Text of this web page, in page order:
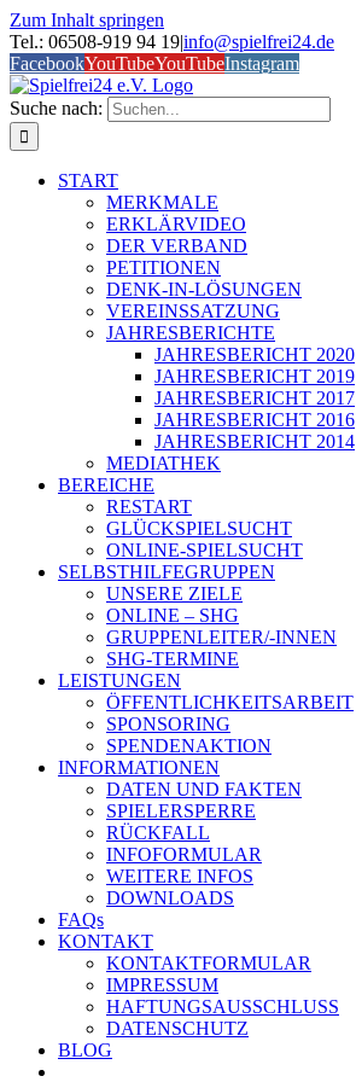
Zum Inhalt springen
Tel.: 06508-919 94 19|info@spielfrei24.de
FacebookYouTubeYouTubeInstagram
Suche nach:
START
MERKMALE
ERKLÄRVIDEO
DER VERBAND
PETITIONEN
DENK-IN-LÖSUNGEN
VEREINSSATZUNG
JAHRESBERICHTE
JAHRESBERICHT 2020
JAHRESBERICHT 2019
JAHRESBERICHT 2017
JAHRESBERICHT 2016
JAHRESBERICHT 2014
MEDIATHEK
BEREICHE
RESTART
GLÜCKSPIELSUCHT
ONLINE-SPIELSUCHT
SELBSTHILFEGRUPPEN
UNSERE ZIELE
ONLINE – SHG
GRUPPENLEITER/-INNEN
SHG-TERMINE
LEISTUNGEN
ÖFFENTLICHKEITSARBEIT
SPONSORING
SPENDENAKTION
INFORMATIONEN
DATEN UND FAKTEN
SPIELERSPERRE
RÜCKFALL
INFOFORMULAR
WEITERE INFOS
DOWNLOADS
FAQs
KONTAKT
KONTAKTFORMULAR
IMPRESSUM
HAFTUNGSAUSSCHLUSS
DATENSCHUTZ
BLOG